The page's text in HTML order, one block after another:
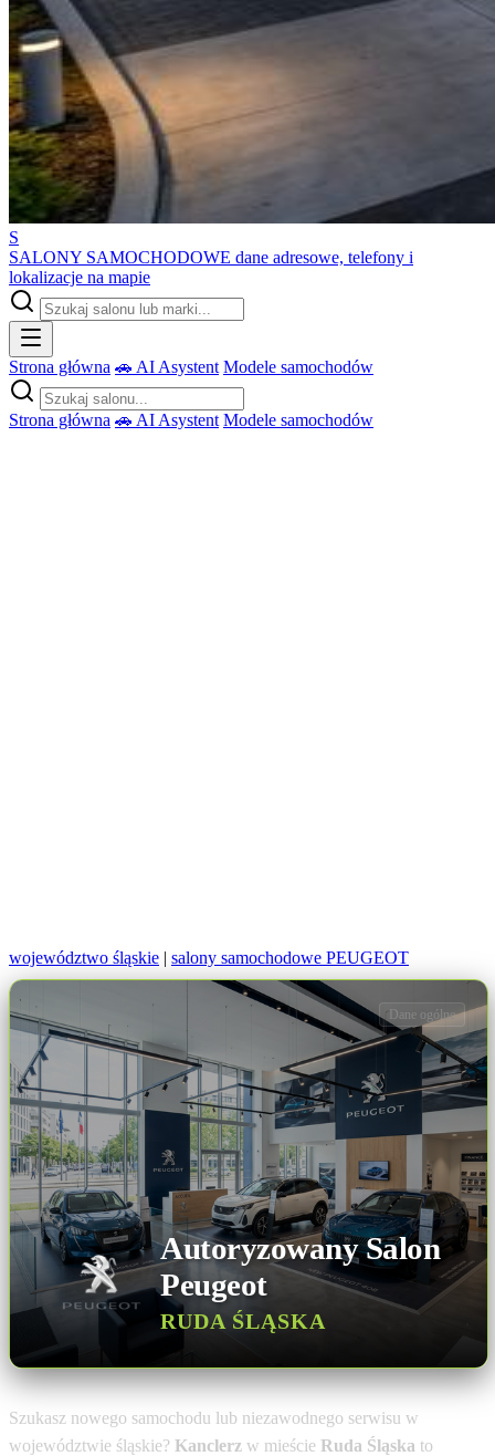
S
SALONY SAMOCHODOWE dane adresowe, telefony i
lokalizacje na mapie
Strona główna 🚗 AI Asystent Modele samochodów
Strona główna 🚗 AI Asystent Modele samochodów
województwo śląskie | salony samochodowe PEUGEOT
Autoryzowany Salon
Peugeot
RUDA ŚLĄSKA
Dane ogólne
Szukasz nowego samochodu lub niezawodnego serwisu w
województwie śląskie? Kanclerz w mieście Ruda Śląska to